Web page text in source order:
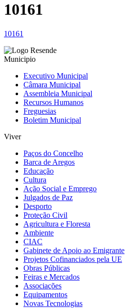
10161
10161
Municipio
Executivo Municipal
Câmara Municipal
Assembleia Municipal
Recursos Humanos
Freguesias
Boletim Municipal
Viver
Paços do Concelho
Barca de Aregos
Educação
Cultura
Ação Social e Emprego
Julgados de Paz
Desporto
Proteção Civil
Agricultura e Floresta
Ambiente
CIAC
Gabinete de Apoio ao Emigrante
Projetos Cofinanciados pela UE
Obras Públicas
Feiras e Mercados
Associações
Equipamentos
Novas Tecnologias